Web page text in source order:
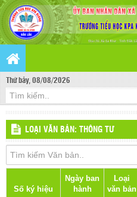
Thứ bảy, 08/08/2026
LOẠI VĂN BẢN: THÔNG TƯ
Số ký hiệu
Ngày ban
hành
Loại
văn bản